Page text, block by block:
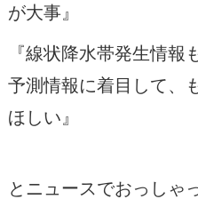
が大事』
『線状降水帯発生情
予測情報に着目して、
ほしい』
とニュースでおっしゃ